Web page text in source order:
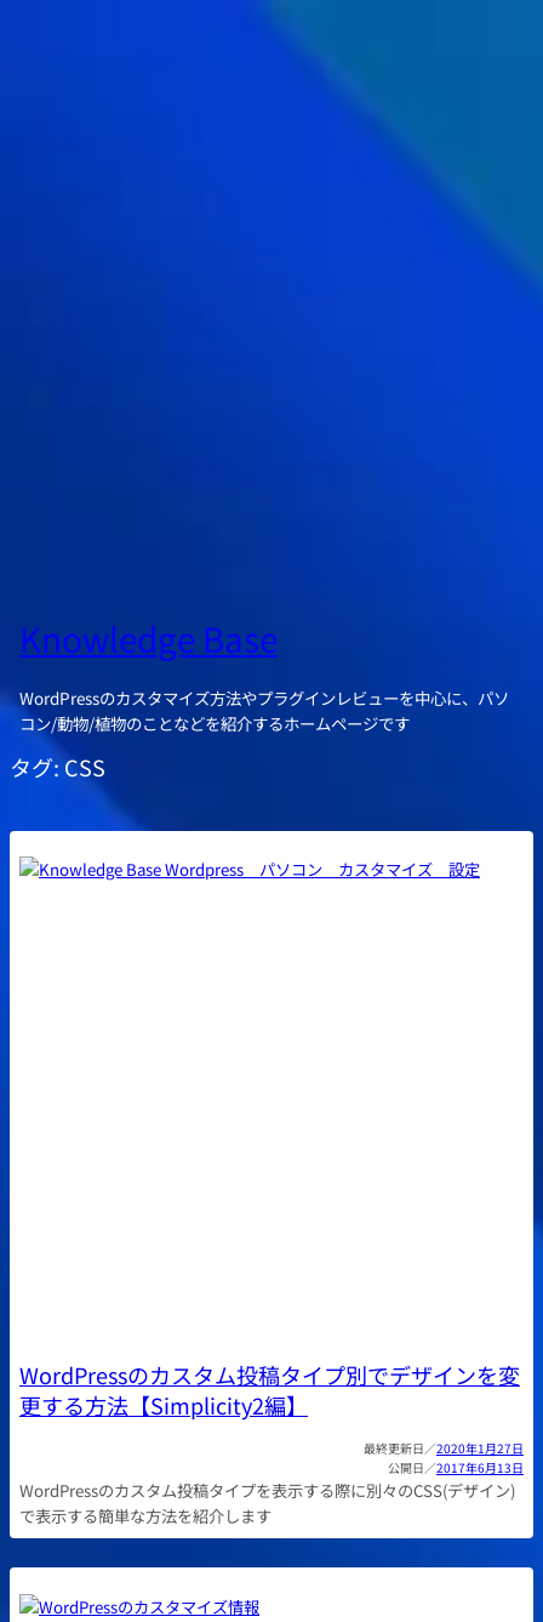
Knowledge Base
WordPressのカスタマイズ方法やプラグインレビューを中心に、パソ
コン/動物/植物のことなどを紹介するホームページです
タグ:CSS
WordPressのカスタム投稿タイプ別でデザインを変
更する方法【Simplicity2編】
2020年1月27日
2017年6月13日
WordPressのカスタム投稿タイプを表示する際に別々のCSS(デザイン)
で表示する簡単な方法を紹介します